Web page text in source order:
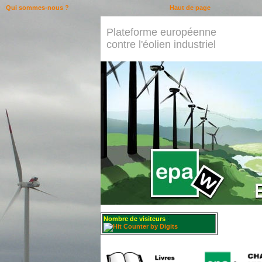
Plateforme européenne
contre l'éolien industriel
Nombre de visiteurs :
Haut de page
Qui sommes-nous ?